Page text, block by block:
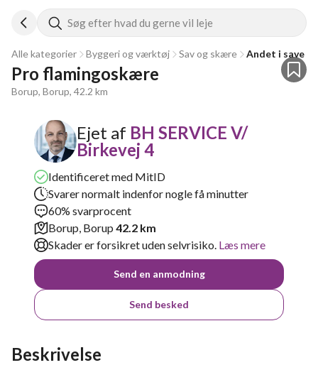
Søg efter hvad du gerne vil leje
Alle kategorier Byggeri og værktøj Sav og skære Andet i save
Pro flamingoskære
Borup, Borup, 42.2 km
Ejet af BH SERVICE V/
Birkevej 4
Identificeret med MitID
Svarer normalt indenfor nogle få minutter
60% svarprocent
Borup, Borup 42.2 km
Skader er forsikret uden selvrisiko. Læs mere
Send en anmodning
Send besked
Beskrivelse